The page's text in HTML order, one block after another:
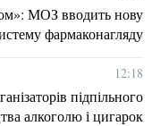
МОЗ вводить нову
фармаконагляду
12:18
підпільного
алкоголю і цигарок